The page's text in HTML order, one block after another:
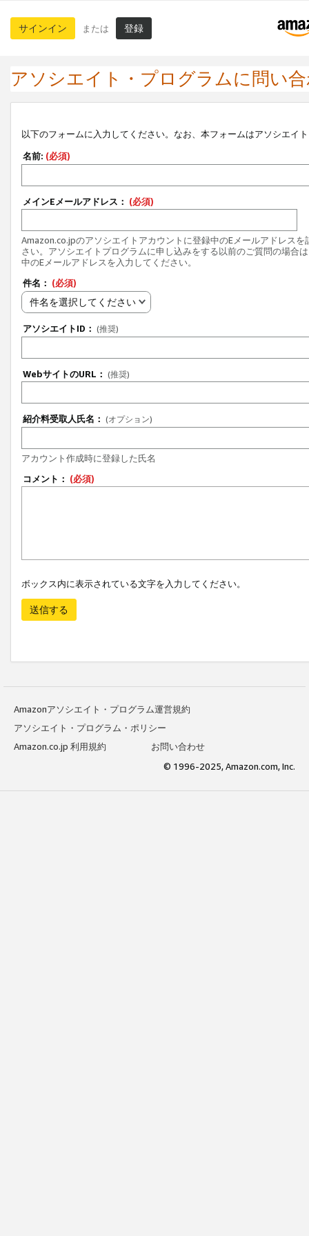
サインイン または 登録
アソシエイト・プログラムに問い
以下のフォームに入力してください。なお、本フォームはアソシエイ
名前: (必須)
メインEメールアドレス： (必須)
Amazon.co.jpのアソシエイトアカウントに登録中のEメールアドレスを
さい。アソシエイトプログラムに申し込みをする以前のご質問の場合
中のEメールアドレスを入力してください。
件名： (必須)
件名を選択してください
アソシエイトID： (推奨)
WebサイトのURL： (推奨)
紹介料受取人氏名： (オプション)
アカウント作成時に登録した氏名
コメント： (必須)
ボックス内に表示されている文字を入力してください。
送信する
Amazonアソシエイト・プログラム運営規約
アソシエイト・プログラム・ポリシー
Amazon.co.jp 利用規約
お問い合わせ
© 1996-2025, Amazon.com, Inc.